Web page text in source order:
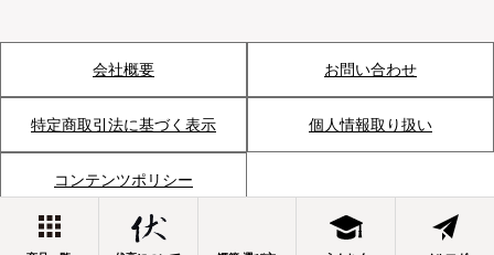
会社概要 お問い合わせ
特定商取引法に基づく表示 個人情報取り扱い
コンテンツポリシー
©1999 Fushitaka Co.,Ltd. All Rights Reserved.